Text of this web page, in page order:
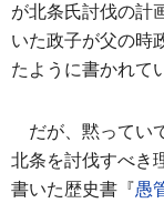
が北条氏討伐の計
いた政子が父の時
たように書かれて
だが、黙ってい
北条を討伐すべき
書いた歴史書『愚